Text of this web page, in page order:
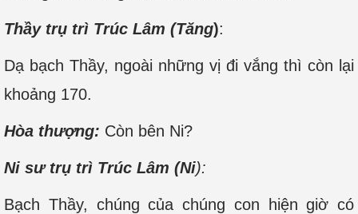
Thầy trụ trì Trúc Lâm (Tăng):
Dạ bạch Thầy, ngoài những vị đi vắng thì còn lại
khoảng 170.
Hòa thượng: Còn bên Ni?
Ni sư trụ trì Trúc Lâm (Ni):
Bạch Thầy, chúng của chúng con hiện giờ có